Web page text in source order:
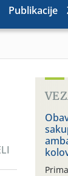
Publikacije